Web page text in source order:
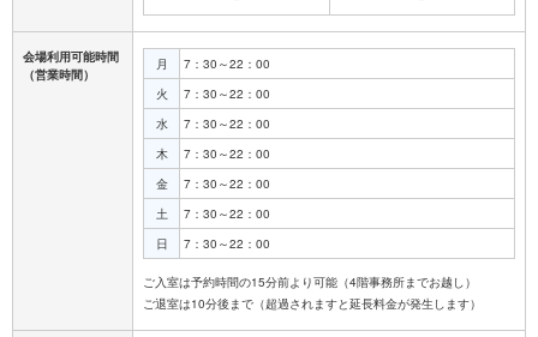
会場利用可能時間
（営業時間）
月
7：30～22：00
火
7：30～22：00
水
7：30～22：00
木
7：30～22：00
金
7：30～22：00
土
7：30～22：00
日
7：30～22：00
ご入室は予約時間の15分前より可能（4階事務所までお越し）